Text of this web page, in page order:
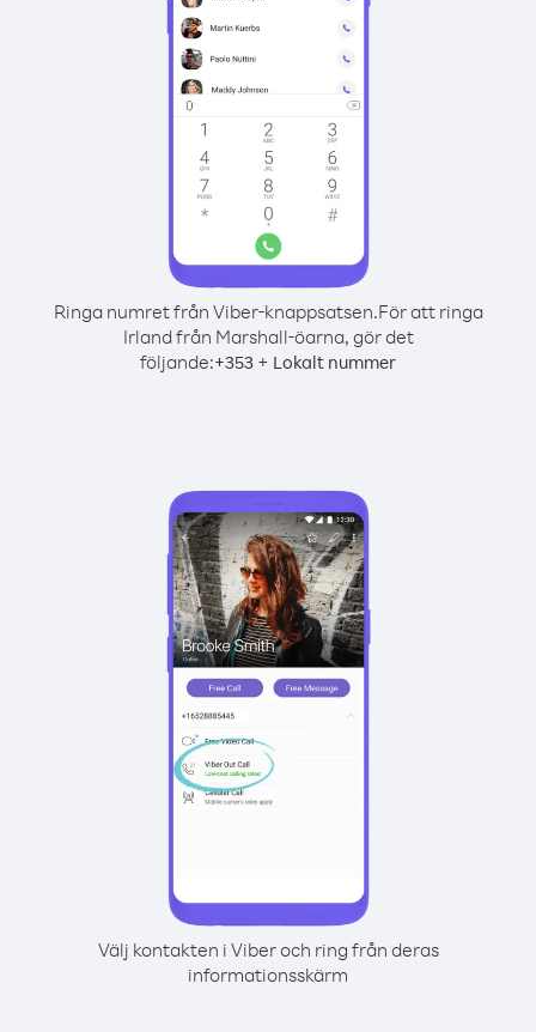
Ringa numret från Viber-knappsatsen.För att ringa
Irland från Marshall-öarna, gör det
följande:+353 + Lokalt nummer
Välj kontakten i Viber och ring från deras
informationsskärm